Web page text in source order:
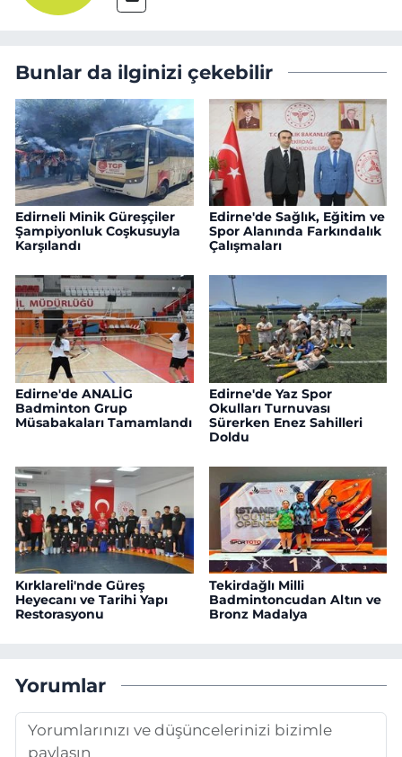
Bunlar da ilginizi çekebilir
Edirneli Minik Güreşçiler
Şampiyonluk Coşkusuyla
Karşılandı
Edirne'de Sağlık, Eğitim ve
Spor Alanında Farkındalık
Çalışmaları
Edirne'de ANALİG
Badminton Grup
Müsabakaları Tamamlandı
Edirne'de Yaz Spor
Okulları Turnuvası
Sürerken Enez Sahilleri
Doldu
Kırklareli'nde Güreş
Heyecanı ve Tarihi Yapı
Restorasyonu
Tekirdağlı Milli
Badmintoncudan Altın ve
Bronz Madalya
Yorumlar